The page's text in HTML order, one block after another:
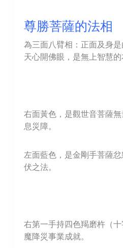
尊勝菩薩的法相
為三面八臂相：正面及身
天心開佛眼，是無上智慧的
右面黃色，是觀世音菩薩
息災障。
左面藍色，是金剛手菩薩
伏之法。
右第一手持四色羯磨杵（
魔降災事業成就。